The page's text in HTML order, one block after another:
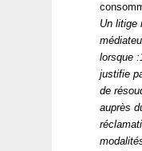
Un litige
lorsque :
justifie
de
auprès